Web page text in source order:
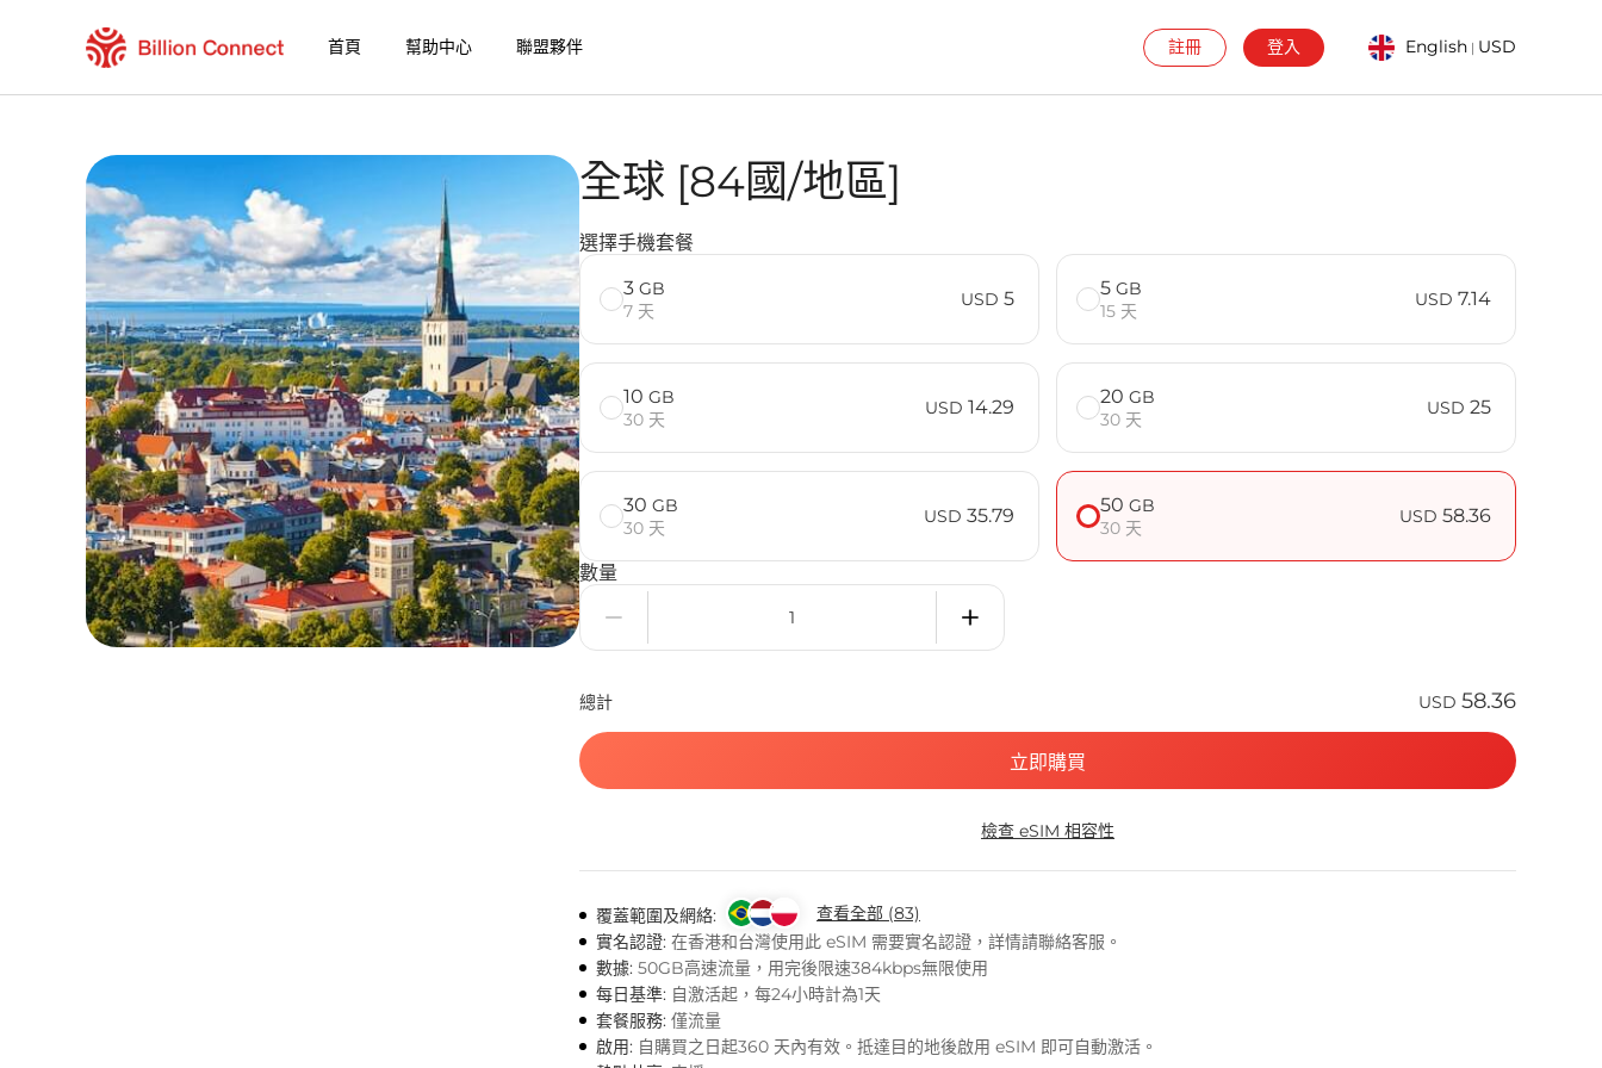
首頁 幫助中心 聯盟夥伴 註冊 登入 English | USD
包含目前目的地的區域套餐
如何享受您的 eSIM？
在 China 使用 Billion Connect eSIM 的優勢
Billion Connect 全球 [84國/地區] 常見問題
選擇您的目的地與數據套餐
安裝您的 eSIM
享受您的數據套餐
穩定的網路連接
避免漫遊費用
7/24 客戶服務
便捷安裝
保留您的原本地區號碼
本地與區域套餐
全球 [84國/地區]
選擇手機套餐
3 GB
7 天
USD 5 5 GB
15 天
USD 7.14
10 GB
30 天
USD 14.29 20 GB
30 天
USD 25
30 GB
30 天
USD 35.79 50 GB
30 天
USD 58.36
數量
總計 USD 58.36
立即購買
檢查 eSIM 相容性
覆蓋範圍及網絡:
查看全部 (83)
實名認證: 在香港和台灣使用此 eSIM 需要實名認證，詳情請聯絡客服。
數據: 50GB高速流量，用完後限速384kbps無限使用
每日基準: 自激活起，每24小時計為1天
套餐服務: 僅流量
啟用: 自購買之日起360 天內有效。抵達目的地後啟用 eSIM 即可自動激活。